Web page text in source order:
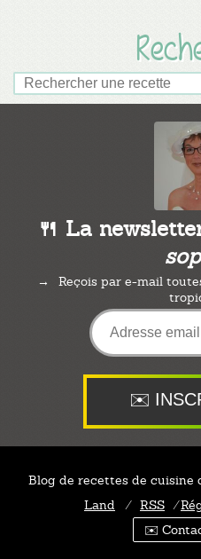
🍴 La
Reçois par e-mail
Blog de recettes de cuisine
Land
⁄ RSS ⁄
✉️